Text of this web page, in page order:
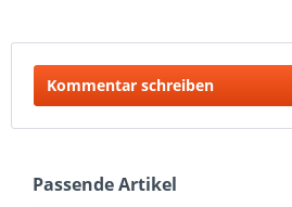
Kommentar schreiben
Passende Artikel